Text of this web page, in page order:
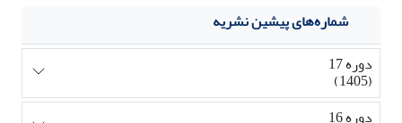
شماره‌های پیشین نشریه
دوره 17
(1405)